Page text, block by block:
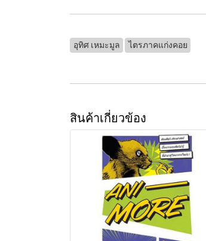
อุทิศ เหมะมูล ไตรภาคแก่งคอย
สินค้าเกี่ยวข้อง